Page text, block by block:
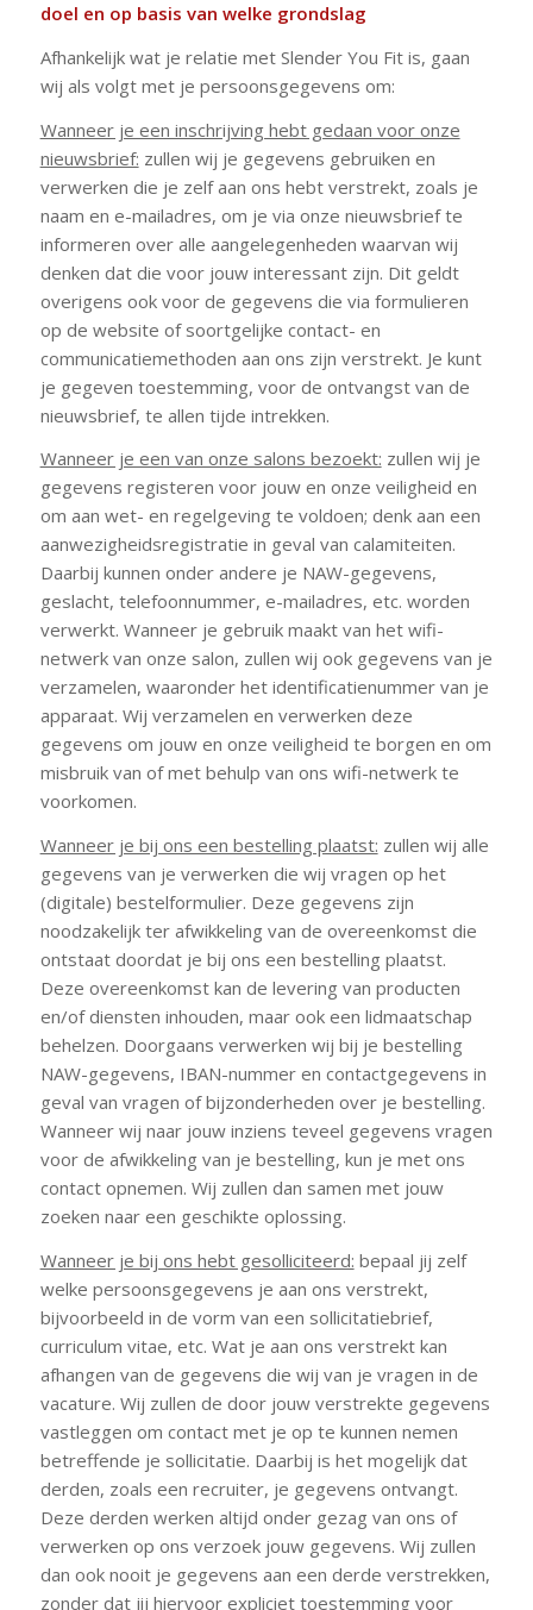
doel en op basis van welke grondslag
Afhankelijk wat je relatie met Slender You Fit is, gaan
wij als volgt met je persoonsgegevens om:
Wanneer je een inschrijving hebt gedaan voor onze
nieuwsbrief: zullen wij je gegevens gebruiken en
verwerken die je zelf aan ons hebt verstrekt, zoals je
naam en e-mailadres, om je via onze nieuwsbrief te
informeren over alle aangelegenheden waarvan wij
denken dat die voor jouw interessant zijn. Dit geldt
overigens ook voor de gegevens die via formulieren
op de website of soortgelijke contact- en
communicatiemethoden aan ons zijn verstrekt. Je kunt
je gegeven toestemming, voor de ontvangst van de
nieuwsbrief, te allen tijde intrekken.
Wanneer je een van onze salons bezoekt: zullen wij je
gegevens registeren voor jouw en onze veiligheid en
om aan wet- en regelgeving te voldoen; denk aan een
aanwezigheidsregistratie in geval van calamiteiten.
Daarbij kunnen onder andere je NAW-gegevens,
geslacht, telefoonnummer, e-mailadres, etc. worden
verwerkt. Wanneer je gebruik maakt van het wifi-
netwerk van onze salon, zullen wij ook gegevens van je
verzamelen, waaronder het identificatienummer van je
apparaat. Wij verzamelen en verwerken deze
gegevens om jouw en onze veiligheid te borgen en om
misbruik van of met behulp van ons wifi-netwerk te
voorkomen.
Wanneer je bij ons een bestelling plaatst: zullen wij alle
gegevens van je verwerken die wij vragen op het
(digitale) bestelformulier. Deze gegevens zijn
noodzakelijk ter afwikkeling van de overeenkomst die
ontstaat doordat je bij ons een bestelling plaatst.
Deze overeenkomst kan de levering van producten
en/of diensten inhouden, maar ook een lidmaatschap
behelzen. Doorgaans verwerken wij bij je bestelling
NAW-gegevens, IBAN-nummer en contactgegevens in
geval van vragen of bijzonderheden over je bestelling.
Wanneer wij naar jouw inziens teveel gegevens vragen
voor de afwikkeling van je bestelling, kun je met ons
contact opnemen. Wij zullen dan samen met jouw
zoeken naar een geschikte oplossing.
Wanneer je bij ons hebt gesolliciteerd: bepaal jij zelf
welke persoonsgegevens je aan ons verstrekt,
bijvoorbeeld in de vorm van een sollicitatiebrief,
curriculum vitae, etc. Wat je aan ons verstrekt kan
afhangen van de gegevens die wij van je vragen in de
vacature. Wij zullen de door jouw verstrekte gegevens
vastleggen om contact met je op te kunnen nemen
betreffende je sollicitatie. Daarbij is het mogelijk dat
derden, zoals een recruiter, je gegevens ontvangt.
Deze derden werken altijd onder gezag van ons of
verwerken op ons verzoek jouw gegevens. Wij zullen
dan ook nooit je gegevens aan een derde verstrekken,
zonder dat jij hiervoor expliciet toestemming voor